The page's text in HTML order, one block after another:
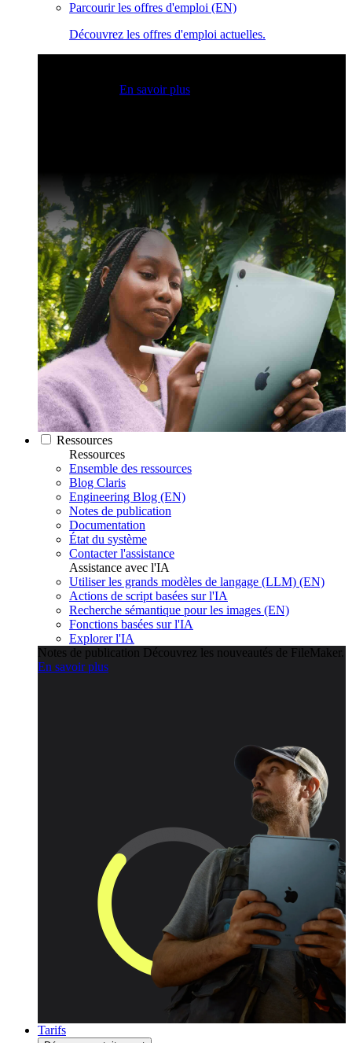
Parcourir les offres d'emploi (EN)
Découvrez les offres d'emploi actuelles.
En savoir plus
Ressources
Ressources
Ensemble des ressources
Blog Claris
Engineering Blog (EN)
Notes de publication
Documentation
État du système
Contacter l'assistance
Assistance avec l'IA
Utiliser les grands modèles de langage (LLM) (EN)
Actions de script basées sur l'IA
Recherche sémantique pour les images (EN)
Fonctions basées sur l'IA
Explorer l'IA
Notes de publication Découvrez les nouveautés de FileMaker.
En savoir plus
Tarifs